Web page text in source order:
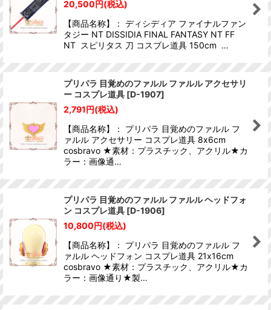
20,500円(税込)
【商品名称】： ディシディア ファイナルファン
タジー NT DISSIDIA FINAL FANTASY NT FF
NT スピリタス 刀 コスブレ道具 150cm …
プリパラ 目覚めのファルル ファルル アクセサリ
ー コスプレ道具 [D-1907]
2,791円(税込)
【商品名称】： プリパラ 目覚めのファルル フ
ァルル アクセサリー コスプレ道具 8x6cm
cosbravo ★素材：プラスチック、アクリル★カ
ラー：画像通…
プリパラ 目覚めのファルル ファルル ヘッドフォ
ン コスプレ道具 [D-1906]
10,800円(税込)
【商品名称】： プリパラ 目覚めのファルル フ
ァルル ヘッドフォン コスプレ道具 21x16cm
cosbravo ★素材：プラスチック、アクリル★カ
ラー：画像通り★製…